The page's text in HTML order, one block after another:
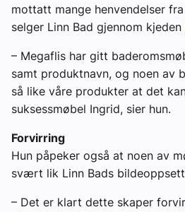
mottatt mange henvendelser
selger Linn Bad gjennom kjeden
– Megaflis har gitt
samt produktnavn, og noen av
så like våre produkter at det
suksessmøbel Ingrid, sier hun.
Forvirring
Hun påpeker også at noen av
svært lik Linn Bads
– Det er klart dette skaper